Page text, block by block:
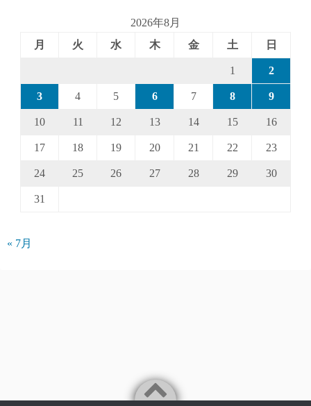
2026年8月
月
火 水 木 金 土 日
1 2
3 4 5 6 7 8 9
10 11 12 13 14 15 16
17 18 19 20 21 22 23
24 25 26 27 28 29 30
31
« 7月